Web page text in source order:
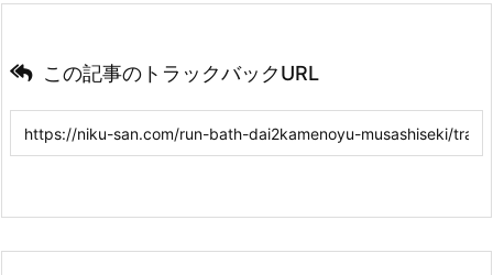
この記事のトラックバックURL